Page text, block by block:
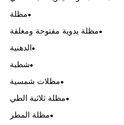
مظلة
مظلة يدوية مفتوحة ومغلقة
الدهنية
شطبة
مظلات شمسية
مظلة ثلاثية الطي
مظلة المطر